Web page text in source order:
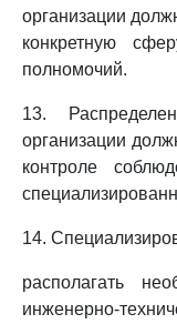
организации
конкретную
полномочий.
13.
организации
контроле
14.
располагать
инженерно-